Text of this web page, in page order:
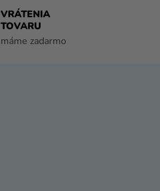
VRÁTENIA
TOVARU
máme zadarmo